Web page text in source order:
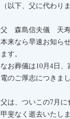
（以下、父に代わり
父 森島信夫儀 天寿
本来なら早速お知ら
ます。
なお葬儀は10月4日
電のご厚志につきま
父は、ついこの7月
甲斐なく逝去いたし